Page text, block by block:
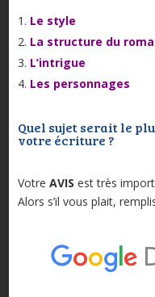
Le style
La structure du
L’intrigue
Les personnages
Quel sujet serait le
votre écriture ?
Votre AVIS est très
Alors s’il vous plait,